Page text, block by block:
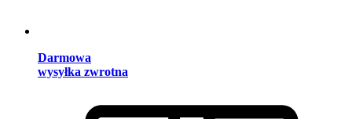
Darmowa
wysyłka zwrotna